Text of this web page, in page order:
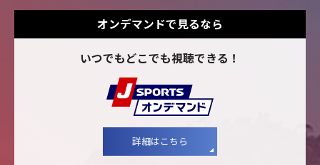
オンデマンドで見るなら
いつでもどこでも視聴できる！
詳細はこちら